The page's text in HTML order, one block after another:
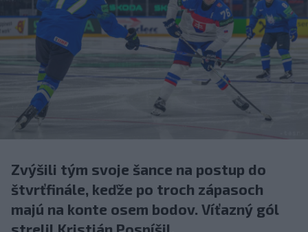
Zvýšili tým svoje šance na postup do
štvrťfinále, keďže po troch zápasoch
majú na konte osem bodov. Víťazný gól